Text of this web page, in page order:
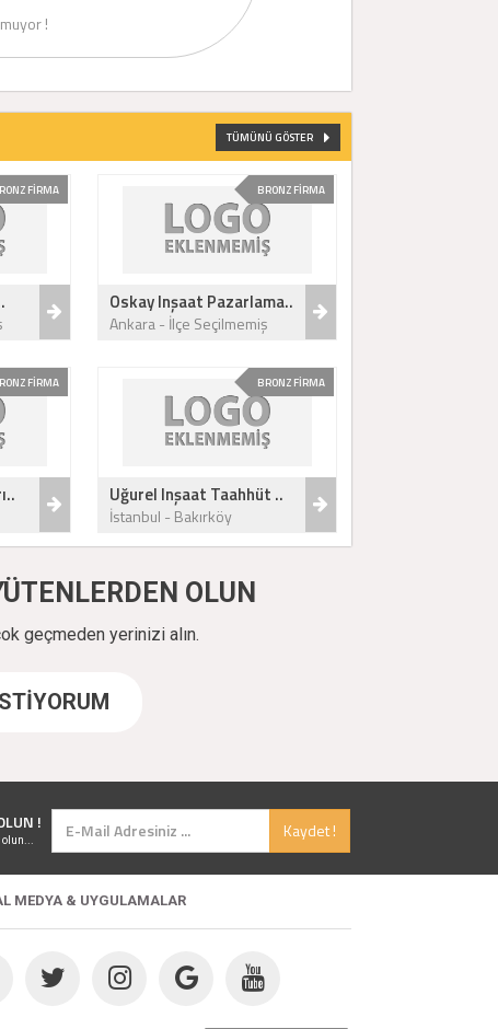
!
TÜMÜNÜ GÖSTER
FİRMA BRONZ FİRMA
Oskay Inşaat Pazarlama..
Ankara - İlçe Seçilmemiş
FİRMA BRONZ FİRMA
Uğurel Inşaat Taahhüt ..
İstanbul - Bakırköy
OLUN
geçmeden yerinizi alın.
! Kaydet !
MEDYA & UYGULAMALAR